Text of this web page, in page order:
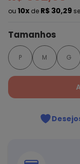
ou 10x de R$ 30,29
Tamanhos
P M G